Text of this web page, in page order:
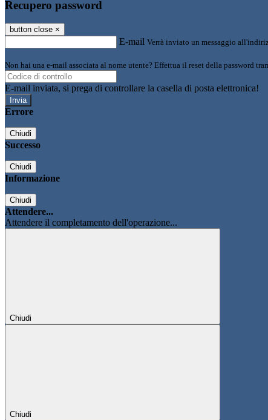
Recupero password
button close ×
E-mail Verrà inviato un messaggio
Non hai una e-mail associata al nome utente? Effettua il reset della password
E-mail inviata, si prega di controllare la casella di posta elettronica!
Errore
Chiudi
Successo
Chiudi
Informazione
Chiudi
Attendere...
Attendere il completamento dell'operazione...
Chiudi
Chiudi